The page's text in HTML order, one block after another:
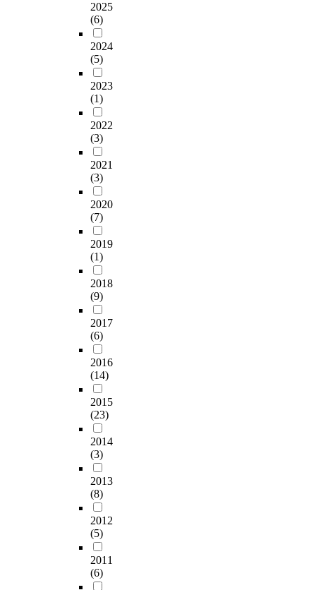
2025
(6)
2024
(5)
2023
(1)
2022
(3)
2021
(3)
2020
(7)
2019
(1)
2018
(9)
2017
(6)
2016
(14)
2015
(23)
2014
(3)
2013
(8)
2012
(5)
2011
(6)